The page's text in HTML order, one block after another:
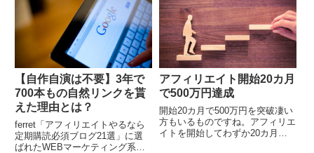
【自作自演は不要】3年で
700本もの自然リンクを貰
えた理由とは？
ferret「アフィリエイトやるなら
定期購読必須ブログ21選」に選
ばれたWEBマーケティング系
アフィリエイト開始20カ月
で500万円達成
開始20カ月で500万円を突破凄い
方もいるものですね。アフィリエ
イトを開始してわずか20カ月で